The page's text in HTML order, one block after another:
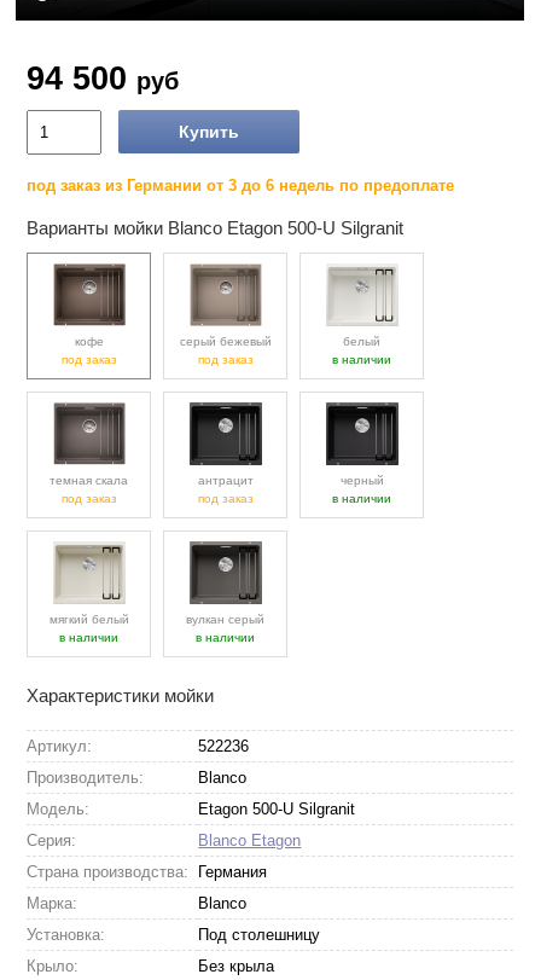
94 500 руб
Купить
под заказ из Германии от 3 до 6 недель по предоплате
Варианты мойки Blanco Etagon 500-U Silgranit
кофе
под заказ
серый бежевый
под заказ
белый
в наличии
темная скала
под заказ
антрацит
под заказ
черный
в наличии
мягкий белый
в наличии
вулкан серый
в наличии
Характеристики мойки
Артикул:
522236
Производитель:
Blanco
Модель:
Etagon 500-U Silgranit
Серия:
Blanco Etagon
Страна производства:
Германия
Марка:
Blanco
Установка:
Под столешницу
Крыло:
Без крыла